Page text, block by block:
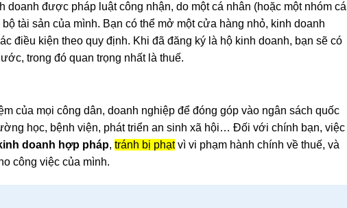
doanh được pháp luật công nhận, do một cá nhân (hoặc một nhóm cá
tài sản của mình. Bạn có thể mở một cửa hàng nhỏ, kinh doanh
điều kiện theo quy định. Khi đã đăng ký là hộ kinh doanh, bạn sẽ có
trong đó quan trọng nhất là thuế.
của mọi công dân, doanh nghiệp để đóng góp vào ngân sách quốc
học, bệnh viện, phát triển an sinh xã hội… Đối với chính bạn, việc
doanh hợp pháp, tránh bị phạtvì vi phạm hành chính về thuế, và
công việc của mình.